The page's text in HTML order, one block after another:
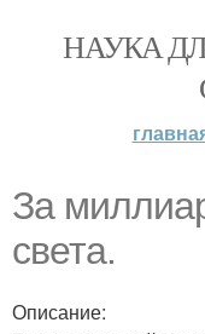
НАУКА
За
света.
Описание: